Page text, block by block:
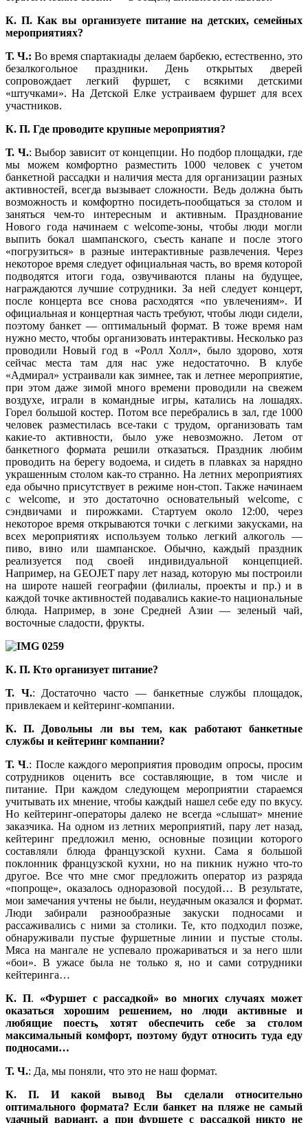
К. П. Как вы организуете питание на детских, семейных
мероприятиях?
Т. Ч.: Во время спартакиады делаем барбекю, естественно, это
безалкогольное праздники. День открытых дверей
сопровождает легкий фуршет, с всякими детскими
«штучками». На Детской Елке устраиваем фуршет для всех
участников.
К. П. Где проводите крупные мероприятия?
Т. Ч.: Выбор зависит от концепции. Но подбор площадки, где
мы можем комфортно разместить 1000 человек с учетом
банкетной рассадки и наличия места для организации разных
активностей, всегда вызывает сложности. Ведь должна быть
возможность и комфортно посидеть-пообщаться за столом и
заняться чем-то интересным и активным. Празднование
Нового года начинаем с welcome-зоны, чтобы люди могли
выпить бокал шампанского, съесть канапе и после этого
«погрузиться» в разные интерактивные развлечения. Через
некоторое время следует официальная часть, во время которой
подводятся итоги года, озвучиваются планы на будущее,
награждаются лучшие сотрудники. За ней следует концерт,
после концерта все снова расходятся «по увлечениям». И
официальная и концертная часть требуют, чтобы люди сидели,
поэтому банкет — оптимальный формат. В тоже время нам
нужно место, чтобы организовать интерактивы. Несколько раз
проводили Новый год в «Ролл Холл», было здорово, хотя
сейчас места там для нас уже недостаточно. В клубе
«Адмирал» устраивали как зимнее, так и летнее мероприятие,
при этом даже зимой много времени проводили на свежем
воздухе, играли в командные игры, катались на лошадях.
Горел большой костер. Потом все перебрались в зал, где 1000
человек разместилась все-таки с трудом, организовать там
какие-то активности, было уже невозможно. Летом от
банкетного формата решили отказаться. Праздник любим
проводить на берегу водоема, и сидеть в плавках за нарядно
украшенным столом как-то странно. На летних мероприятиях
еда обычно присутствует в режиме нон-стоп. Также начинаем
с welcome, и это достаточно основательный welcome, с
сэндвичами и пирожками. Стартуем около 12:00, через
некоторое время открываются точки с легкими закусками, на
всех мероприятиях используем только легкий алкоголь —
пиво, вино или шампанское. Обычно, каждый праздник
реализуется под своей индивидуальной концепцией.
Например, на GEOJET пару лет назад, которую мы построили
на широте нашей географии (филиалы, проекты и пр.) и в
каждой точке активностей подавались какие-то национальные
блюда. Например, в зоне Средней Aзии — зеленый чай,
восточные сладости, фрукты.
К. П. Кто организует питание?
Т. Ч.: Достаточно часто — банкетные службы площадок,
привлекаем и кейтеринг-компании.
К. П.
Довольны ли вы тем, как работают банкетные
службы и кейтеринг компании?
Т. Ч.: После каждого мероприятия проводим опросы, просим
сотрудников оценить все составляющие, в том числе и
питание. При каждом следующем мероприятии стараемся
учитывать их мнение, чтобы каждый нашел себе еду по вкусу.
Но кейтеринг-операторы далеко не всегда «слышат» мнение
заказчика. На одном из летних мероприятий, пару лет назад,
кейтеринг предложил меню, основные позиции которого
составляли блюда французской кухни. Сама я большой
поклонник французской кухни, но на пикник нужно что-то
другое. Все что мне смог предложить оператор из разряда
«попроще», оказалось одноразовой посудой… В результате,
мои замечания учтены не были, неудачным оказался и формат.
Люди забирали разнообразные закуски подносами и
рассаживались с ними за столики. Те, кто подходил позже,
обнаруживали пустые фуршетные линии и пустые столы.
Мяса на мангале не успевало прожариваться и за него шли
«бои». В ужасе была не только я, но и сами сотрудники
кейтеринга…
К. П. «Фуршет с рассадкой» во многих случаях может
оказаться хорошим решением, но люди активные и
любящие поесть, хотят обеспечить себе за столом
максимальный комфорт, поэтому будут относить туда еду
подносами…
Т. Ч.: Да, мы поняли, что это не наш формат.
К. П.
И какой вывод Вы сделали относительно
оптимального формата? Если банкет на пляже не самый
удачный вариант, а при фуршете с рассадкой никто не